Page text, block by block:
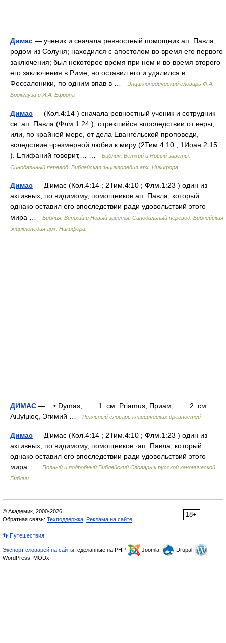
Димас — ученик и сначала ревностный помощник ап. Павла,
родом из Солуня; находился с апостолом во время его первого
заключения; был некоторое время при нем и во время второго
его заключения в Риме, но оставил его и удалился в
Фессалоники, по одним впав в …
Энциклопедический словарь Ф.А.
Брокгауза и И.А. Ефрона
Димас — (Кол.4:14 ) сначала ревностный ученик и сотрудник
св. ап. Павла (Флм.1:24 ), отрекшийся впоследствии от веры,
или, по крайней мере, от дела Евангельской проповеди,
вследствие чрезмерной любви к миру (2Тим.4:10 , 1Иоан.2:15
). Епифаний говорит,… …
Библия. Ветхий и Новый заветы.
Синодальный перевод. Библейская энциклопедия арх. Никифора.
Димас — Д’имас (Кол.4:14 ; 2Тим.4:10 ; Флм.1:23 ) один из
активных, по видимому, помощников ап. Павла, который
однако оставил его впоследствии ради удовольствий этого
мира …
Библия. Ветхий и Новый заветы. Синодальный перевод. Библейская
энциклопедия арх. Никифора.
ДИМАС — • Dymas, 1. см. Priamus, Приам; 2. см.
Αιγίμιος, Эгимий …
Реальный словарь классических древностей
Димас — Д’имас (Кол.4:14 ; 2Тим.4:10 ; Флм.1:23 ) один из
активных, по видимому, помощников ·ап. Павла, который
однако оставил его впоследствии ради удовольствий этого
мира …
Полный и подробный Библейский Словарь к русской канонической
Библии
18+
© Академик, 2000-2026
Обратная связь: Техподдержка Реклама на сайте
👣 Путешествия
Экспорт словарей на сайты , сделанные на PHP, Joomla,
Drupal,
WordPress, MODx.